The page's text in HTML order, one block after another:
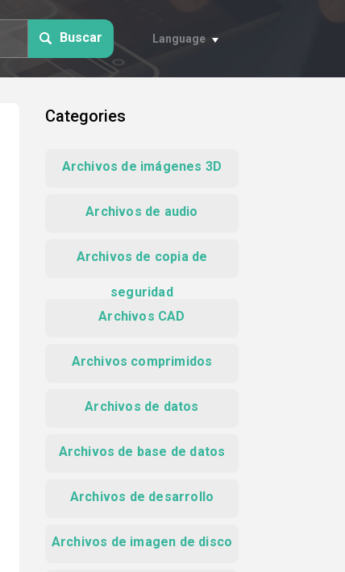
Buscar Language
Categories
Archivos de imágenes 3D
Archivos de audio
Archivos de copia de
seguridad
Archivos CAD
Archivos comprimidos
Archivos de datos
Archivos de base de datos
Archivos de desarrollo
Archivos de imagen de disco